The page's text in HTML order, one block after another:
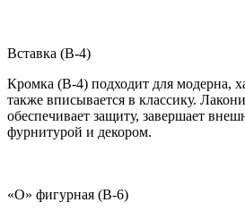
Вставка (B-4)
Кромка (B-4) подходит для модерна,
также вписывается в классику.
обеспечивает защиту, завершает
фурнитурой и декором.
«О» фигурная (B-6)